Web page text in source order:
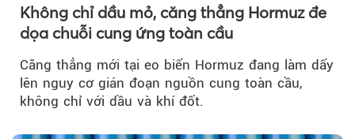
Không chỉ dầu mỏ, căng thẳng Hormuz đe
dọa chuỗi cung ứng toàn cầu
Căng thẳng mới tại eo biển Hormuz đang làm dấy
lên nguy cơ gián đoạn nguồn cung toàn cầu,
không chỉ với dầu và khí đốt.